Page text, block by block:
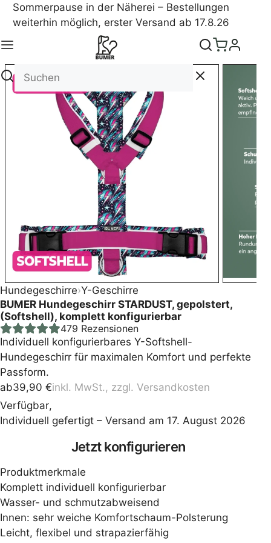
Sommerpause in der Näherei – Bestellungen
weiterhin möglich, erster Versand ab 17.8.26
Hundegeschirre›Y-Geschirre
BUMER Hundegeschirr STARDUST, gepolstert,
(Softshell), komplett konfigurierbar
479 Rezensionen
Individuell konfigurierbares Y-Softshell-
Hundegeschirr für maximalen Komfort und perfekte
Passform.
ab39,90 €inkl. MwSt., zzgl. Versandkosten
Verfügbar,
Individuell gefertigt – Versand am 17. August 2026
the
Configure
button
Jetzt konfigurieren
Produktmerkmale
Komplett individuell konfigurierbar
Wasser- und schmutzabweisend
Innen: sehr weiche Komfortschaum-Polsterung
Leicht, flexibel und strapazierfähig